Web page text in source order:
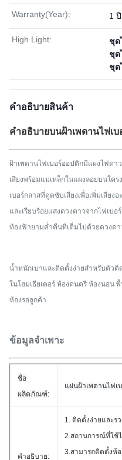
Warranty(Year): 1 ปี
High Light: ชุด
ชุด
ชุด
คําอธิบายสินค้า
คำอธิบายบนฝ้าเพดานไฟเ
ฝ้าเพดานไฟเบอร์ออปติกมีแผงไฟดา
เสียงพร้อมแม่เหล็กในแผงลอยบนโค
เบอร์กลาสที่ดูดซับเสียงเพื่อเพิ่มเสีย
และเรียบร้อยแสงดวงดาวจากไฟเบ
ท้องฟ้ายามค่ำคืนที่เต็มไปด้วยดวงดา
น้ำหนักเบาและติดตั้งง่ายสำหรับตัวติ
ในโฮมเธียเตอร์ ห้องดนตรี ห้องนอน
ห้องรอลูกค้า
ข้อมูลจำเพาะ
ชื่อ
ผลิตภัณฑ์:
แผ่นฝ้าเพดานไฟเ
คำอธิบาย:
1. ติดตั้งง่ายและรว
2.สถานการณ์ที่ใช้
3.สามารถติดตั้งห้